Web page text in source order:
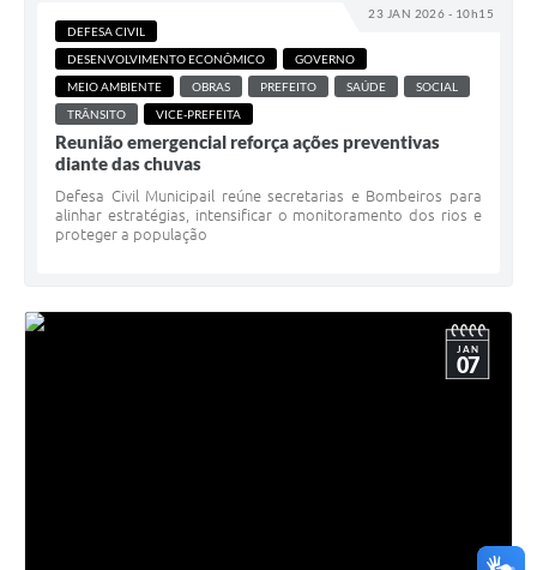
23 JAN 2026 - 10h15
DEFESA CIVIL
DESENVOLVIMENTO ECONÔMICO
GOVERNO
MEIO AMBIENTE
OBRAS PREFEITO SAÚDE
SOCIAL
TRÂNSITO
VICE-PREFEITA
Reunião emergencial reforça ações preventivas
diante das chuvas
Defesa Civil Municipail reúne secretarias e Bombeiros para
alinhar estratégias, intensificar o monitoramento dos rios e
proteger a população
JAN
07